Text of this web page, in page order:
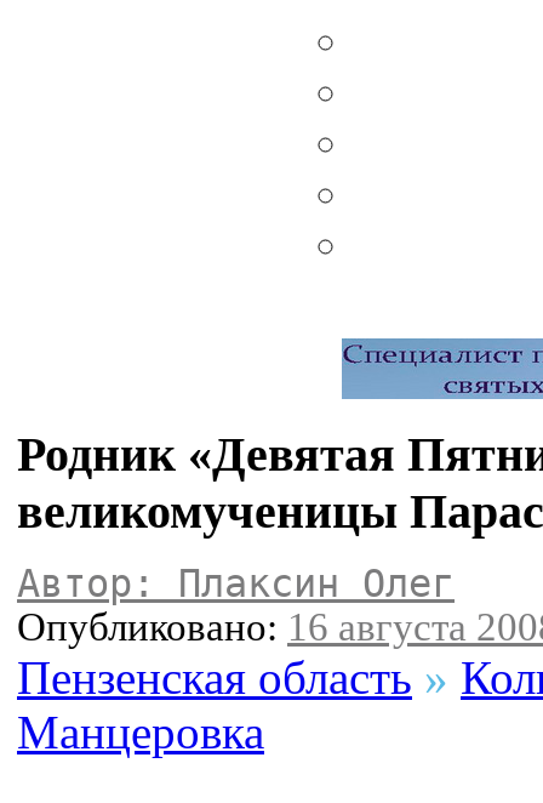
Родник «Девятая
великомученицы
Автор: Плаксин Олег
Опубликовано: 16 августа
Пензенская область »
Манцеровка